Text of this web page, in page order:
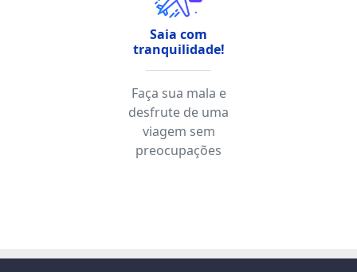
Saia com
tranquilidade!
Faça sua mala e
desfrute de uma
viagem sem
preocupações